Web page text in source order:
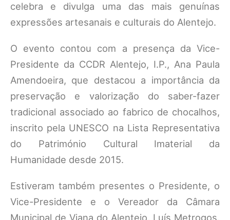
celebra e divulga uma das mais genuínas
expressões artesanais e culturais do Alentejo.
O evento contou com a presença da Vice-
Presidente da CCDR Alentejo, I.P., Ana Paula
Amendoeira, que destacou a importância da
preservação e valorização do saber-fazer
tradicional associado ao fabrico de chocalhos,
inscrito pela UNESCO na Lista Representativa
do Património Cultural Imaterial da
Humanidade desde 2015.
Estiveram também presentes o Presidente, o
Vice-Presidente e o Vereador da Câmara
Municipal de Viana do Alentejo, Luís Metrogos,